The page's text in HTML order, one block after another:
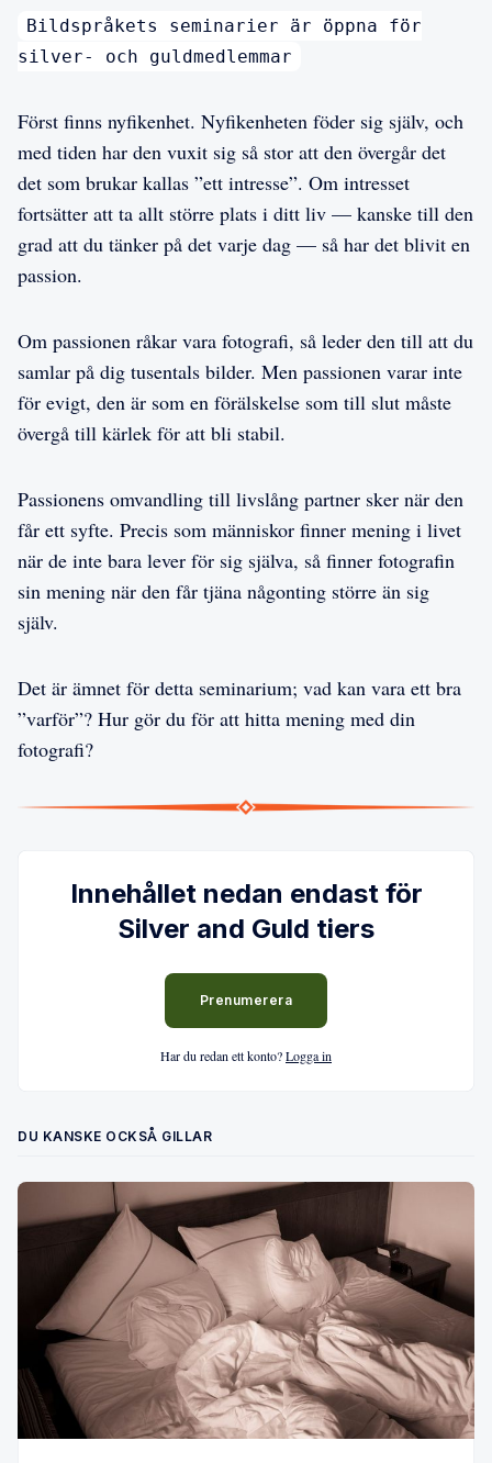
Bildspråkets seminarier är öppna för
silver- och guldmedlemmar
Först finns nyfikenhet. Nyfikenheten föder sig själv, och
med tiden har den vuxit sig så stor att den övergår det
det som brukar kallas ”ett intresse”. Om intresset
fortsätter att ta allt större plats i ditt liv — kanske till den
grad att du tänker på det varje dag — så har det blivit en
passion.
Om passionen råkar vara fotografi, så leder den till att du
samlar på dig tusentals bilder. Men passionen varar inte
för evigt, den är som en förälskelse som till slut måste
övergå till kärlek för att bli stabil.
Passionens omvandling till livslång partner sker när den
får ett syfte. Precis som människor finner mening i livet
när de inte bara lever för sig själva, så finner fotografin
sin mening när den får tjäna någonting större än sig
själv.
Det är ämnet för detta seminarium; vad kan vara ett bra
”varför”? Hur gör du för att hitta mening med din
fotografi?
Innehållet nedan endast för
Silver and Guld tiers
Prenumerera
Har du redan ett konto?Logga in
DU KANSKE OCKSÅ GILLAR